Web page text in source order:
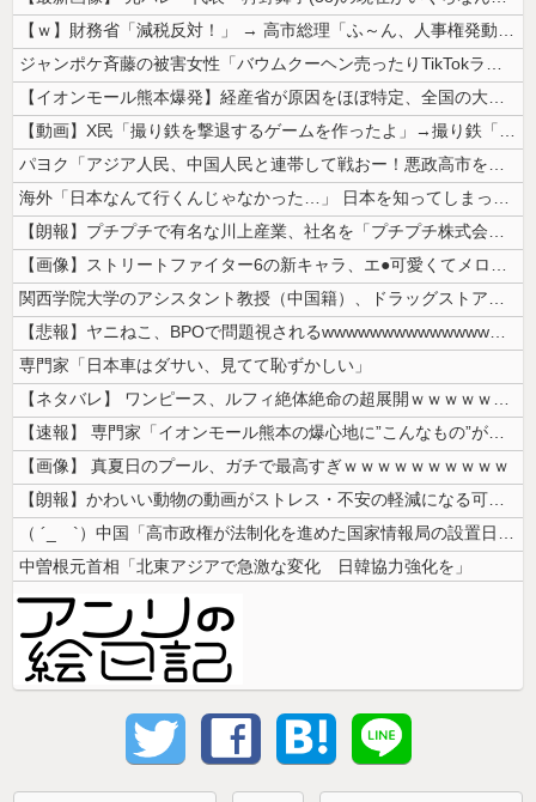
【ｗ】財務省「減税反対！」 → 高市総理「ふ～ん、人事権発動ね？」 →...
ジャンポケ斉藤の被害女性「バウムクーヘン売ったりTikTokライブして...
【イオンモール熊本爆発】経産省が原因をほぼ特定、全国の大規模施設でガス...
【動画】X民「撮り鉄を撃退するゲームを作ったよ」→撮り鉄「！？！！？？...
パヨク「アジア人民、中国人民と連帯して戦おー！悪政高市を打倒するぞー！...
海外「日本なんて行くんじゃなかった…」 日本を知ってしまったディズニー...
【朗報】プチプチで有名な川上産業、社名を「プチプチ株式会社」に変更ww...
【画像】ストリートファイター6の新キャラ、エ●可愛くてメロメロになるプ...
関西学院大学のアシスタント教授（中国籍）、ドラッグストアで現行犯逮捕 ...
【悲報】ヤニねこ、BPOで問題視されるwwwwwwwwwwwwwwww...
専門家「日本車はダサい、見てて恥ずかしい」
【ネタバレ】 ワンピース、ルフィ絶体絶命の超展開ｗｗｗｗｗｗｗｗｗｗｗ...
【速報】 専門家「イオンモール熊本の爆心地に”こんなもの”があったんだ...
【画像】 真夏日のプール、ガチで最高すぎｗｗｗｗｗｗｗｗｗｗ
【朗報】かわいい動物の動画がストレス・不安の軽減になる可能性。英大学の...
（ ´_ゝ`）中国「高市政権が法制化を進めた国家情報局の設置日が7月3...
中曽根元首相「北東アジアで急激な変化 日韓協力強化を」